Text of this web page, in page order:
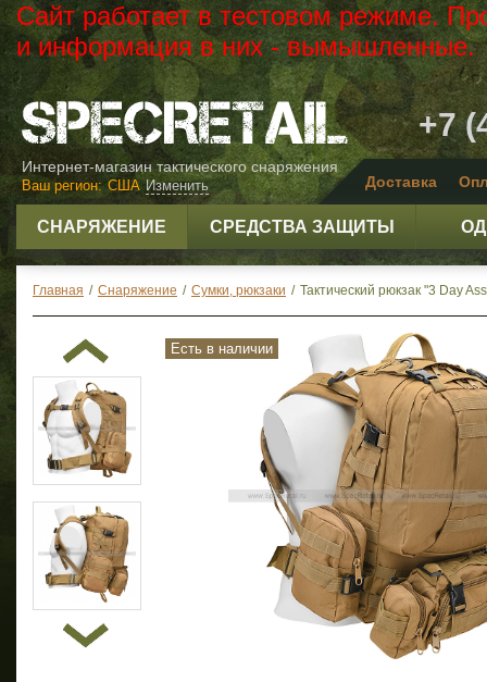
Сайт работает в тестовом режиме.
и информация в них - вымышленные.
Интернет-магазин тактического снаряжения
+7
Доставка
Изменить
Ваш регион: США
СНАРЯЖЕНИЕ СРЕДСТВА ЗАЩИТЫ
Главная / Снаряжение / Сумки, рюкзаки / Тактический рюкзак "3 Day
Есть в наличии